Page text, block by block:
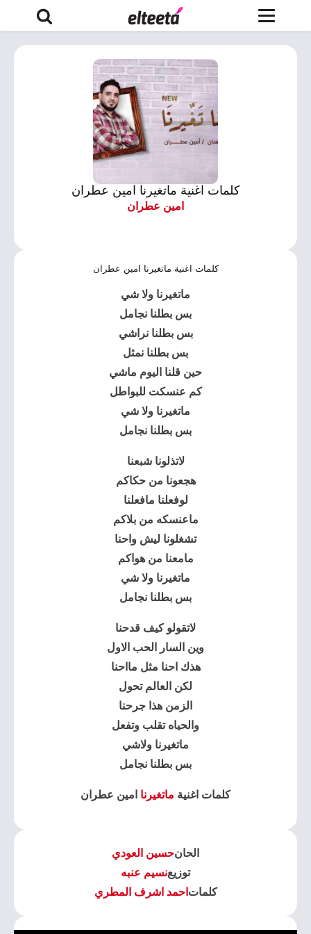
كلمات اغنية ماتغيرنا امين عطران
امين عطران
كلمات اغنية ماتغيرنا امين عطران
ماتغيرنا ولا شي
بس بطلنا نجامل
بس بطلنا نراشي
بس بطلنا نمثل
حين قلنا اليوم ماشي
كم عنسكت للبواطل
ماتغيرنا ولا شي
بس بطلنا نجامل
لاتذلونا شبعنا
هجعونا من حكاكم
لوفعلنا مافعلنا
ماعنسكه من بلاكم
تشغلونا ليش واحنا
مامعنا من هواكم
ماتغيرنا ولا شي
بس بطلنا نجامل
لاتقولو كيف قدحنا
وين السار الحب الاول
هذك احنا مثل مااحنا
لكن العالم تحول
الزمن هذا جرحنا
والحياه تقلب وتفعل
ماتغيرنا ولاشي
بس بطلنا نجامل
كلمات اغنية ماتغيرنا امين عطران
الحانحسين العودي
توزيعنسيم عنبه
كلمات احمد اشرف المطري